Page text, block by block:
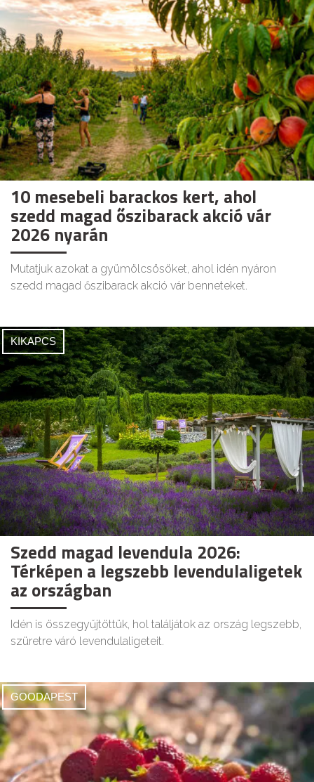
10 mesebeli barackos kert, ahol
szedd magad őszibarack akció vár
2026 nyarán
Mutatjuk azokat a gyümölcsösöket, ahol idén nyáron
szedd magad őszibarack akció vár benneteket.
KIKAPCS
Szedd magad levendula 2026:
Térképen a legszebb levendulaligetek
az országban
Idén is összegyűjtöttük, hol találjátok az ország legszebb,
szüretre váró levendulaligeteit.
GOODAPEST